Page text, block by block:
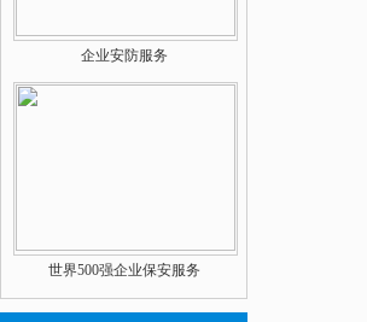
企业安防服务
世界500强企业保安服务